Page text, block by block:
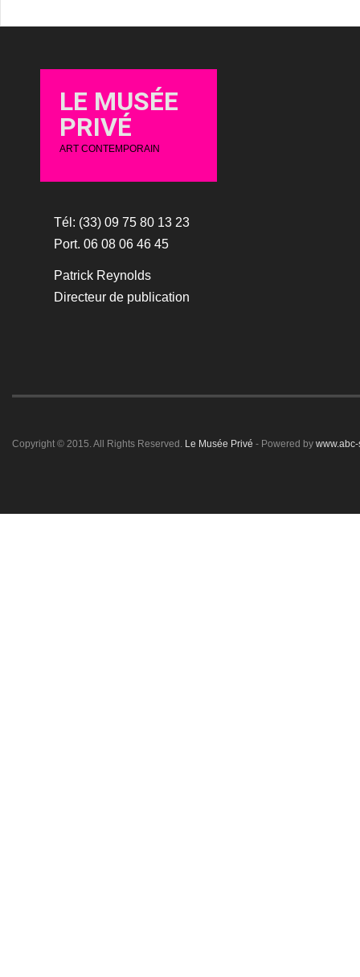
LE MUSÉE
PRIVÉ
ART CONTEMPORAIN
Tél: (33) 09 75 80 13 23
Port. 06 08 06 46 45
Patrick Reynolds
Directeur de publication
Copyright © 2015. All Rights Reserved. Le Musée Privé - Powered by